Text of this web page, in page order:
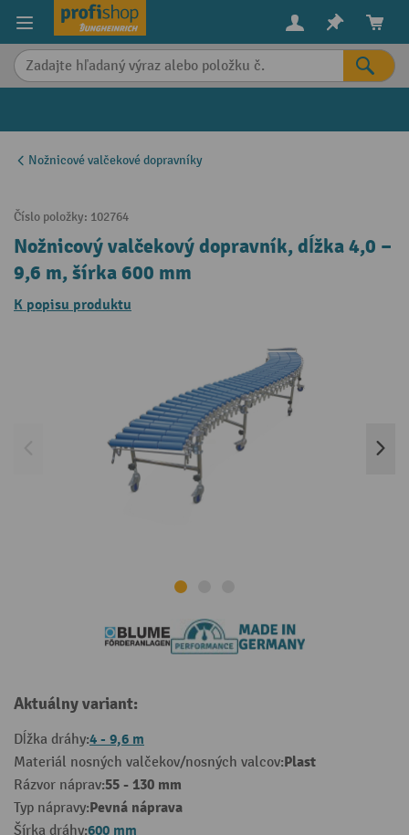
content
Nožnicové valčekové dopravníky
Číslo položky: 102764
Nožnicový valčekový dopravník, dĺžka 4,0 –
9,6 m, šírka 600 mm
K popisu produktu
Aktuálny variant:
Dĺžka dráhy:4 - 9,6 m
Materiál nosných valčekov/nosných valcov:Plast
Rázvor náprav:55 - 130 mm
Typ nápravy:Pevná náprava
Šírka dráhy:600 mm